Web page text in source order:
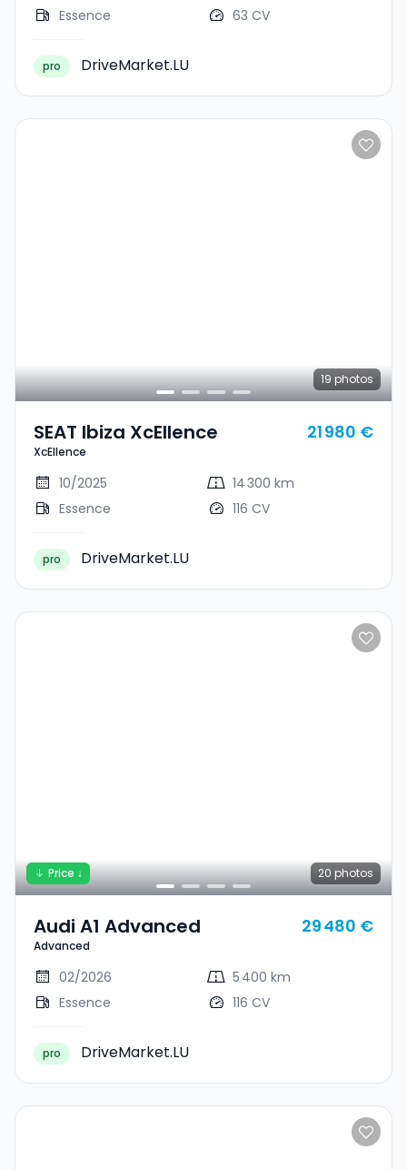
Essence
63 CV
pro DriveMarket.LU
19 photos
SEAT Ibiza XcEllence
XcEllence
21 980 €
10/2025
14 300 km
Essence
116 CV
pro DriveMarket.LU
20 photos
Price ↓
Audi A1 Advanced
Advanced
29 480 €
02/2026
5 400 km
Essence
116 CV
pro DriveMarket.LU